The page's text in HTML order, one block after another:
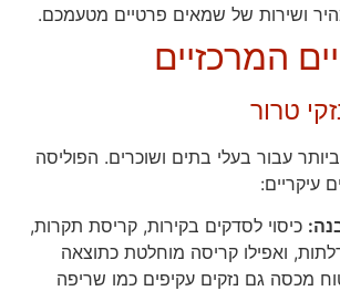
ושירות של שמאים פרטיים מטעמכם.
המרכזיים
טרור
עבור בעלי בתים ושוכרים. הפוליסה
עיקריים:
כיסוי לסדקים בקירות, קריסת תקרות,
ואפילו קריסה מוחלטת כתוצאה
מכסה גם נזקים עקיפים כמו שריפה